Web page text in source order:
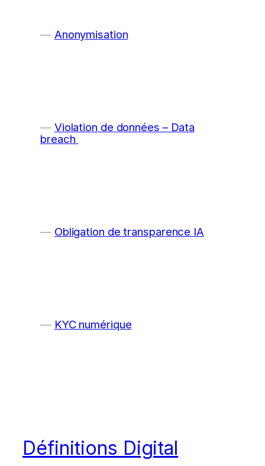
Anonymisation
Violation de données – Data
breach
Obligation de transparence IA
KYC numérique
Définitions Digital